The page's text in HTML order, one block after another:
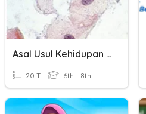
Asal Usul Kehidupan Dan Biologi Sel
20 T 6th - 8th